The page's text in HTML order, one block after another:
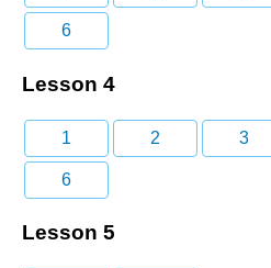
6
Lesson 4
1 2 3
6
Lesson 5